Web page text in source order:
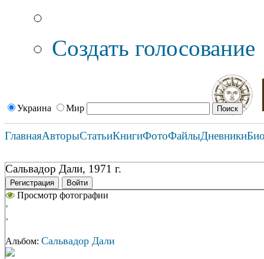
Создать голосование
Украина Мир
ГлавнаяАвторыСтатьиКнигиФотоФайлыДневники
Сальвадор Дали, 1971 г.
Регистрация Войти
Просмотр фотографии
‹
›
Альбом: Сальвадор Дали